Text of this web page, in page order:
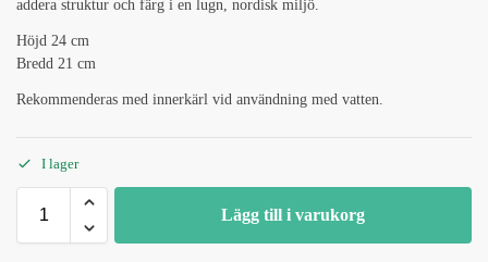
addera struktur och färg i en lugn, nordisk miljö.
Höjd 24 cm
Bredd 21 cm
Rekommenderas med innerkärl vid användning med vatten.
I lager
Lägg till i varukorg